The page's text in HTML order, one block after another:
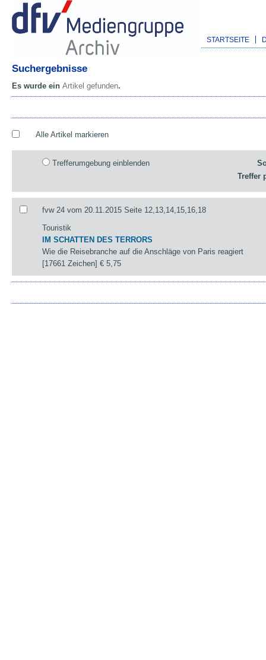
STARTSEITE
Suchergebnisse
Es wurde ein Artikel gefunden.
Alle Artikel markieren
Trefferumgebung einblenden
Treffer
fvw 24 vom 20.11.2015 Seite 12,13,14,15,16,18
Touristik
IM SCHATTEN DES TERRORS
Wie die Reisebranche auf die Anschläge von Paris reagiert
[17661 Zeichen]€ 5,75